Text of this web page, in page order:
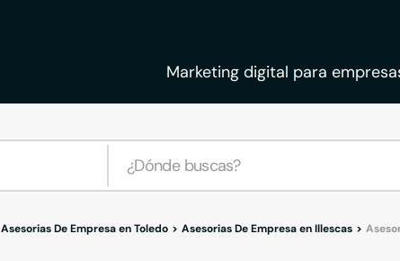
Marketing digital para
Asesorias De Empresa en Toledo Asesorias De Empresa en Illescas